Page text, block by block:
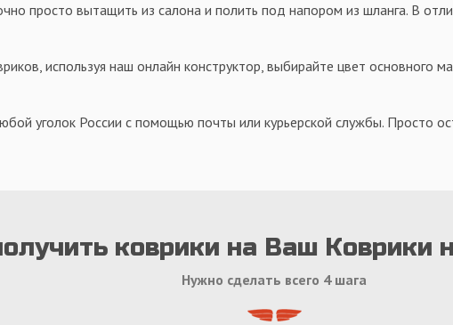
просто вытащить из салона и полить под напором из шланга. В
используя наш онлайн конструктор, выбирайте цвет основного
уголок России с помощью почты или курьерской службы. Просто
коврики на Ваш Коврики
Нужно сделать всего 4 шага